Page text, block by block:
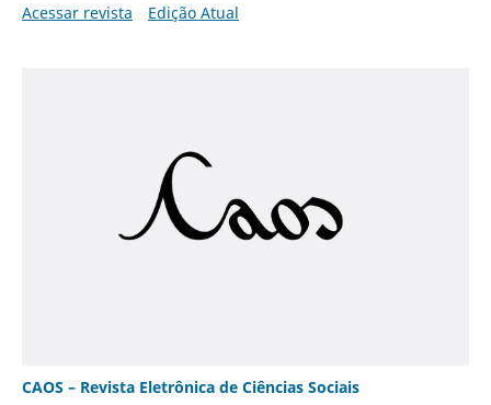
Acessar revista
Edição Atual
CAOS – Revista Eletrônica de Ciências Sociais